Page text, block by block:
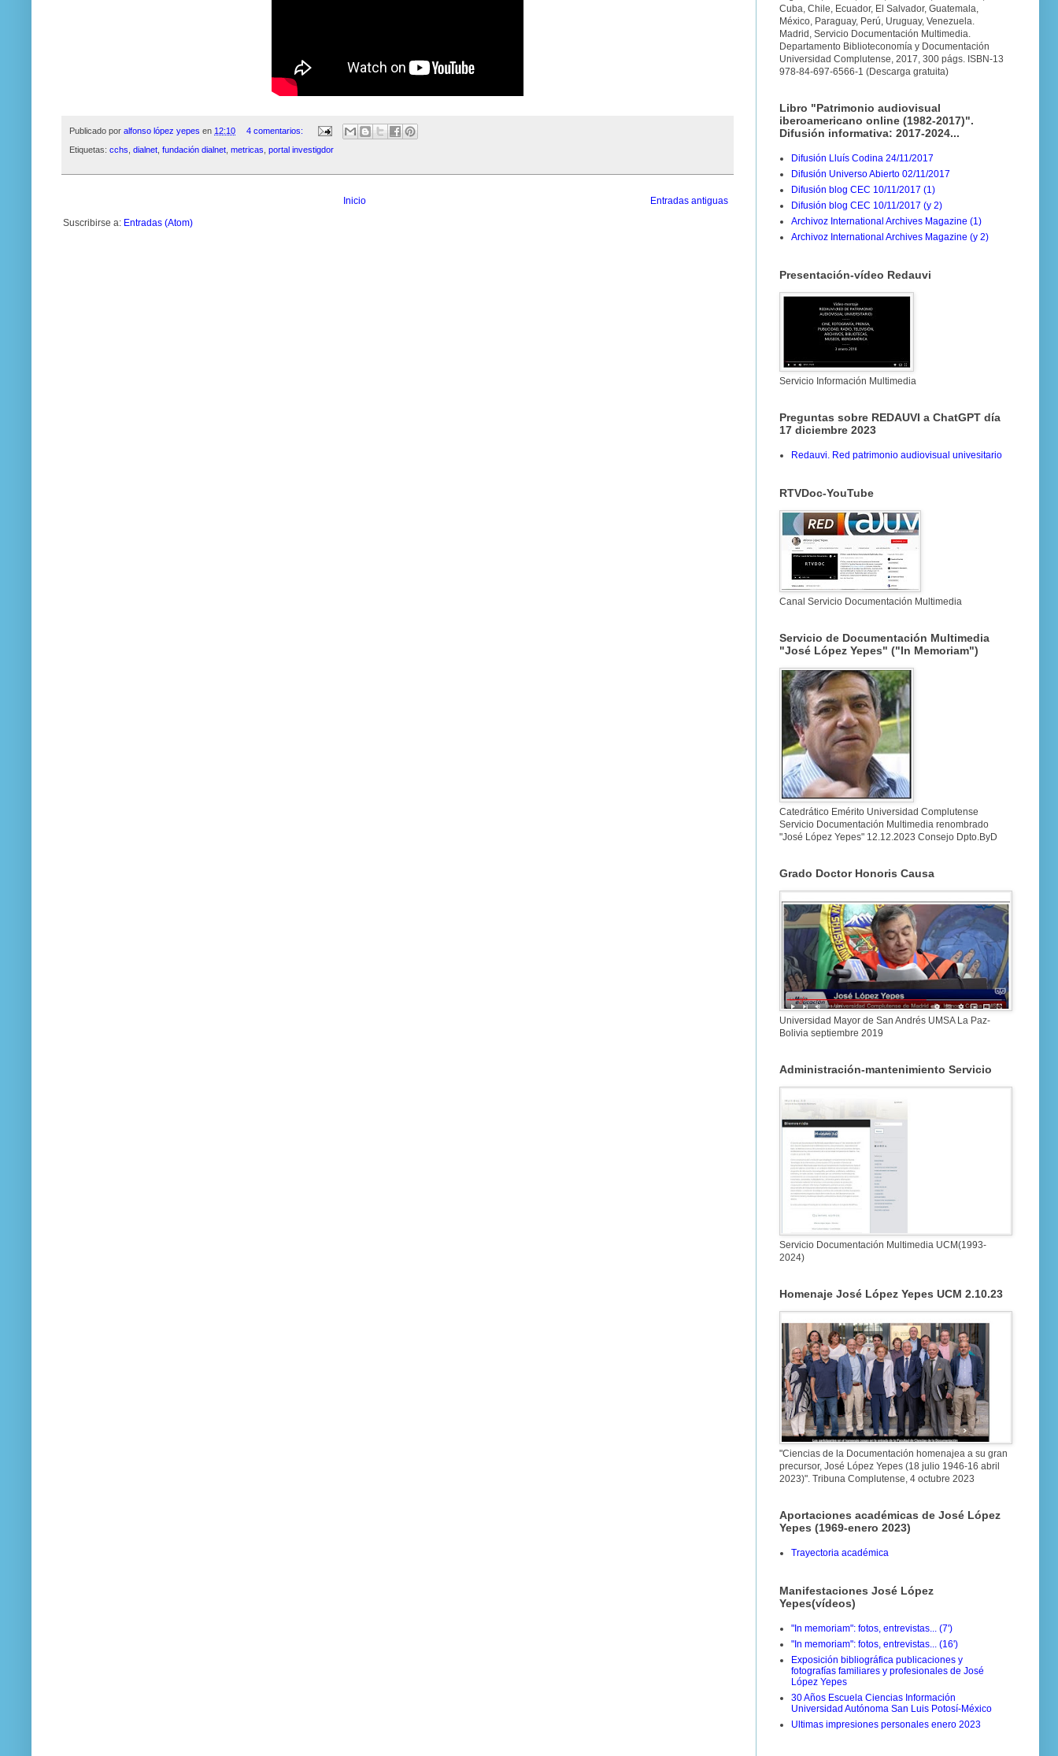
Publicado por alfonso lópez yepes en 12:10 4 comentarios:
Etiquetas: cchs dialnet fundación dialnet metricas portal investigdor
Entradas antiguas
Inicio
Suscribirse a: Entradas (Atom)
Cuba, Chile, Ecuador, El Salvador, Guatemala,
México, Paraguay, Perú, Uruguay, Venezuela.
Madrid, Servicio Documentación Multimedia.
Departamento Biblioteconomía y Documentación
Universidad Complutense, 2017, 300 págs. ISBN-13
978-84-697-6566-1 (Descarga gratuita)
Libro "Patrimonio audiovisual
iberoamericano online (1982-2017)".
Difusión informativa: 2017-2024...
Difusión Lluís Codina 24/11/2017
Difusión Universo Abierto 02/11/2017
Difusión blog CEC 10/11/2017 (1)
Difusión blog CEC 10/11/2017 (y 2)
Archivoz International Archives Magazine (1)
Archivoz International Archives Magazine (y 2)
Presentación-vídeo Redauvi
Servicio Información Multimedia
Preguntas sobre REDAUVI a ChatGPT día
17 diciembre 2023
Redauvi. Red patrimonio audiovisual univesitario
RTVDoc-YouTube
Canal Servicio Documentación Multimedia
Servicio de Documentación Multimedia
"José López Yepes" ("In Memoriam")
Catedrático Emérito Universidad Complutense
Servicio Documentación Multimedia renombrado
"José López Yepes" 12.12.2023 Consejo Dpto.ByD
Grado Doctor Honoris Causa
Universidad Mayor de San Andrés UMSA La Paz-
Bolivia septiembre 2019
Administración-mantenimiento Servicio
Servicio Documentación Multimedia UCM(1993-
2024)
Homenaje José López Yepes UCM 2.10.23
"Ciencias de la Documentación homenajea a su gran
precursor, José López Yepes (18 julio 1946-16 abril
2023)". Tribuna Complutense, 4 octubre 2023
Aportaciones académicas de José López
Yepes (1969-enero 2023)
Trayectoria académica
Manifestaciones José López
Yepes(vídeos)
"In memoriam": fotos, entrevistas... (7')
"In memoriam": fotos, entrevistas... (16')
Exposición bibliográfica publicaciones y
fotografías familiares y profesionales de José
López Yepes
30 Años Escuela Ciencias Información
Universidad Autónoma San Luis Potosí-México
Ultimas impresiones personales enero 2023